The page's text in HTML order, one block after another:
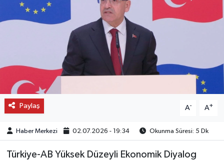
Paylaş A- A+
Haber Merkezi 02.07.2026 - 19:34 Okunma Süresi: 5 Dk
Türkiye-AB Yüksek Düzeyli Ekonomik Diyalog